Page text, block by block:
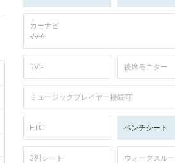
カーナビ
-/-/-/-
TV:- 後席モニター
ミュージックプレイヤー接続可
ETC ベンチシート
3列シート ウォークスルー